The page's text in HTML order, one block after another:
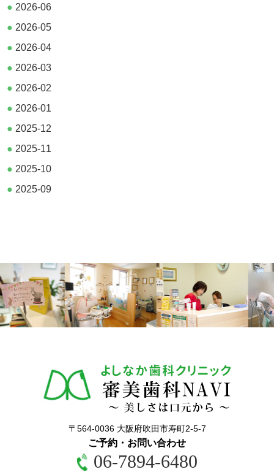
● 2026-06
● 2026-05
● 2026-04
● 2026-03
● 2026-02
● 2026-01
● 2025-12
● 2025-11
● 2025-10
● 2025-09
〒564-0036 大阪府吹田市寿町2-5-7
ご予約・お問い合わせ
06-7894-6480